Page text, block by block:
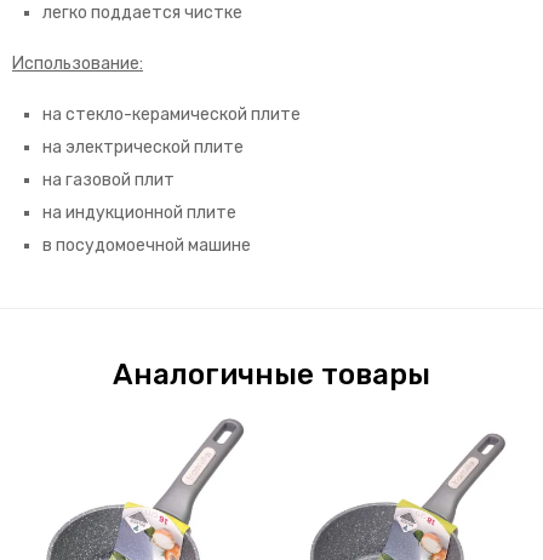
легко поддается чистке
Использование:
на стекло-керамической плите
на электрической плите
на газовой плит
на индукционной плите
в посудомоечной машине
Аналогичные товары